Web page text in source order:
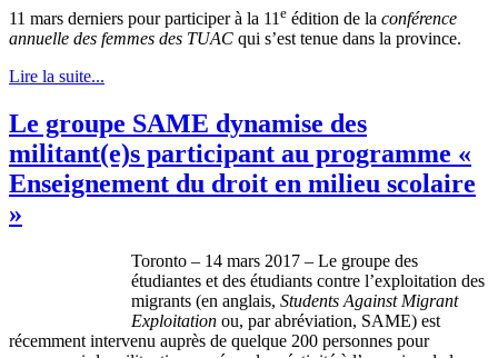
11 mars derniers pour participer à la 11 e édition de la conférence
annuelle des femmes des TUAC qui s’est tenue dans la province.
Lire la suite...
Le groupe SAME dynamise des
militant(e)s participant au programme «
Enseignement du droit en milieu scolaire
»
Toronto – 14 mars 2017 – Le groupe des
étudiantes et des étudiants contre l’exploitation des
migrants (en anglais, Students Against Migrant
Exploitation ou, par abréviation, SAME) est
récemment intervenu auprès de quelque 200 personnes pour